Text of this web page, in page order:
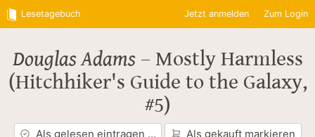
Lesetagebuch Jetzt anmelden Zum Login
Douglas Adams– Mostly Harmless
(Hitchhiker's Guide to the Galaxy,
#5)
Als gelesen eintragen …
Als gekauft markieren